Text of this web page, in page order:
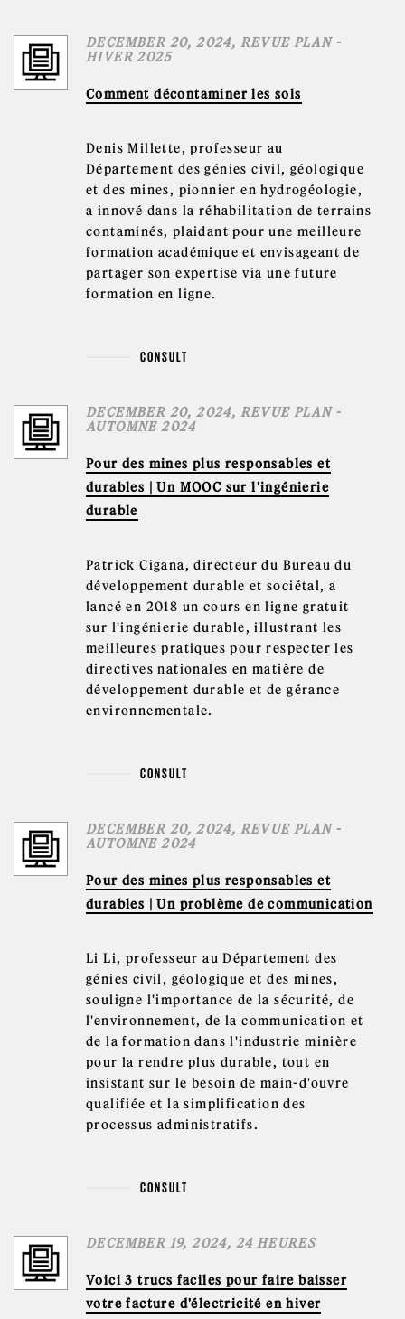
DECEMBER 20, 2024, REVUE PLAN -
HIVER 2025
Comment décontaminer les sols
Denis Millette, professeur au
Département des génies civil, géologique
et des mines, pionnier en hydrogéologie,
a innové dans la réhabilitation de terrains
contaminés, plaidant pour une meilleure
formation académique et envisageant de
partager son expertise via une future
formation en ligne.
CONSULT
DECEMBER 20, 2024, REVUE PLAN -
AUTOMNE 2024
Pour des mines plus responsables et
durables | Un MOOC sur l'ingénierie
durable
Patrick Cigana, directeur du Bureau du
développement durable et sociétal, a
lancé en 2018 un cours en ligne gratuit
sur l'ingénierie durable, illustrant les
meilleures pratiques pour respecter les
directives nationales en matière de
développement durable et de gérance
environnementale.
CONSULT
DECEMBER 20, 2024, REVUE PLAN -
AUTOMNE 2024
Pour des mines plus responsables et
durables | Un problème de communication
Li Li, professeur au Département des
génies civil, géologique et des mines,
souligne l'importance de la sécurité, de
l'environnement, de la communication et
de la formation dans l'industrie minière
pour la rendre plus durable, tout en
insistant sur le besoin de main-d'ouvre
qualifiée et la simplification des
processus administratifs.
CONSULT
DECEMBER 19, 2024, 24 HEURES
Voici 3 trucs faciles pour faire baisser
votre facture d'électricité en hiver